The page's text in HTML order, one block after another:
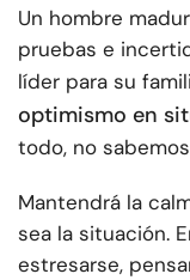
Un hombre
pruebas e
líder para su
optimismo en
todo, no
Mantendrá la
sea la situación.
estresarse,